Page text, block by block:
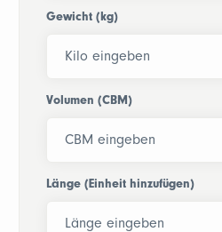
Gewicht (kg)
Volumen (CBM)
Länge (Einheit hinzufügen)